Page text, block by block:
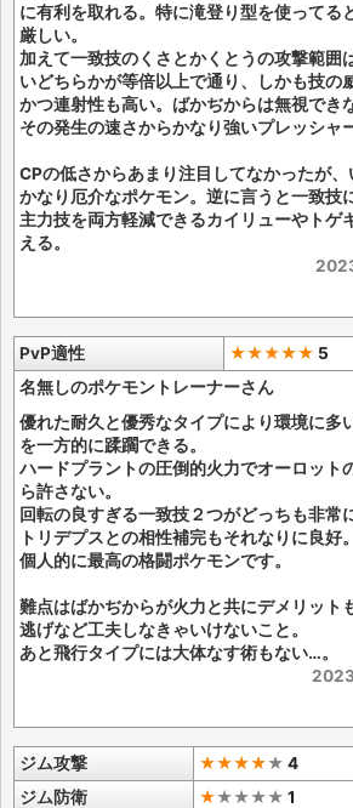
に有利を取れる。特に滝登り型を使ってる
厳しい。
加えて一致技のくさとかくとうの攻撃範囲
いどちらかが等倍以上で通り、しかも技の
かつ連射性も高い。ばかぢからは無視でき
その発生の速さからかなり強いプレッシャ
CPの低さからあまり注目してなかったが
かなり厄介なポケモン。逆に言うと一致技
主力技を両方軽減できるカイリューやトゲ
える。
PvP適性 ★★★★★ 5
名無しのポケモントレーナーさん
優れた耐久と優秀なタイプにより環境に多
を一方的に蹂躙できる。
ハードプラントの圧倒的火力でオーロット
ら許さない。
回転の良すぎる一致技２つがどっちも非常
トリデプスとの相性補完もそれなりに良好。
個人的に最高の格闘ポケモンです。
難点はばかぢからが火力と共にデメリット
逃げなど工夫しなきゃいけないこと。
あと飛行タイプには大体なす術もない…。
ジム攻撃 ★★★★★ 4
ジム防衛
★★★★★ 1